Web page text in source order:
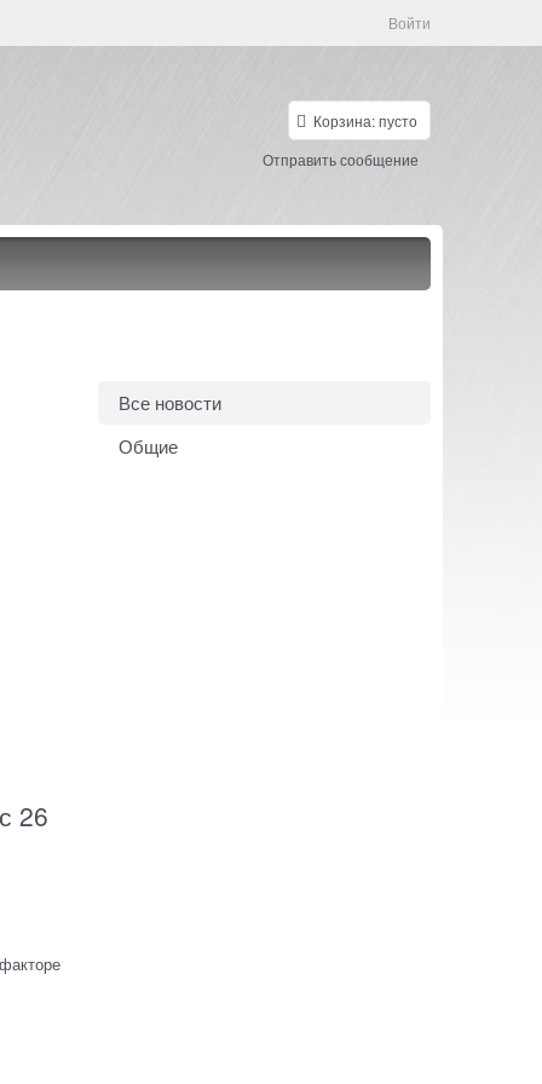
Войти
Корзина:пусто
Отправить сообщение
26
Все новости
Общие